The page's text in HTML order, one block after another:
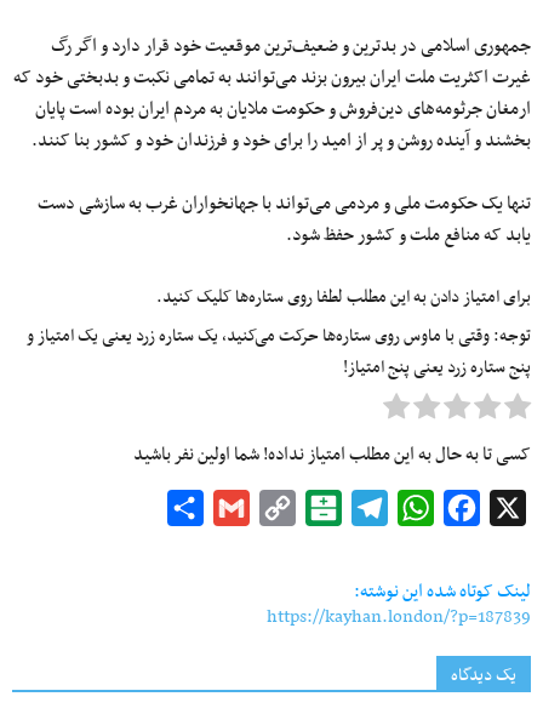
جمهوری اسلامی در بدترین و ضعیف‌ترین موقعیت خود قرار دارد و اگر رگ
غیرت اکثریت ملت ایران بیرون بزند می‌توانند به تمامی نکبت و بدبختی خود که
ارمغان جرثومه‌های دین‌فروش و حکومت ملایان به مردم ایران بوده است پایان
بخشند و آینده روشن و پر از امید را برای خود و فرزندان خود و کشور بنا کنند.
تنها یک حکومت ملی و مردمی می‌تواند با جهانخواران غرب به سازشی دست
یابد که منافع ملت و کشور حفظ شود.
برای امتیاز دادن به این مطلب لطفا روی ستاره‌ها کلیک کنید.
توجه: وقتی با ماوس روی ستاره‌ها حرکت می‌کنید، یک ستاره زرد یعنی یک امتیاز و
پنج ستاره زرد یعنی پنج امتیاز!
کسی تا به حال به این مطلب امتیاز نداده! شما اولین نفر باشید
Facebook
WhatsApp
Telegram
Balatarin
Copy
Gmail
لینک کوتاه شده این نوشته:
https://kayhan.london/?p=187839
یک دیدگاه